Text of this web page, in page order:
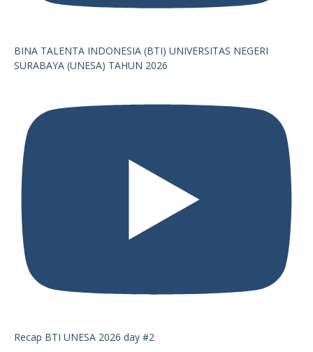
BINA TALENTA INDONESIA (BTI) UNIVERSITAS NEGERI
SURABAYA (UNESA) TAHUN 2026
Recap BTI UNESA 2026 day #2